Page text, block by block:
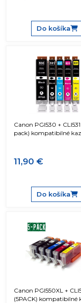
Do košíka
Canon PGI530 +
pack) kompatibilné
11,90 €
Do košíka
Canon PGI550XL +
(5PACK) kompatibilné